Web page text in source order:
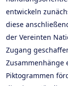
entwickeln
diese
der Vereinten
Zugang
Zusammenhänge
Piktogrammen